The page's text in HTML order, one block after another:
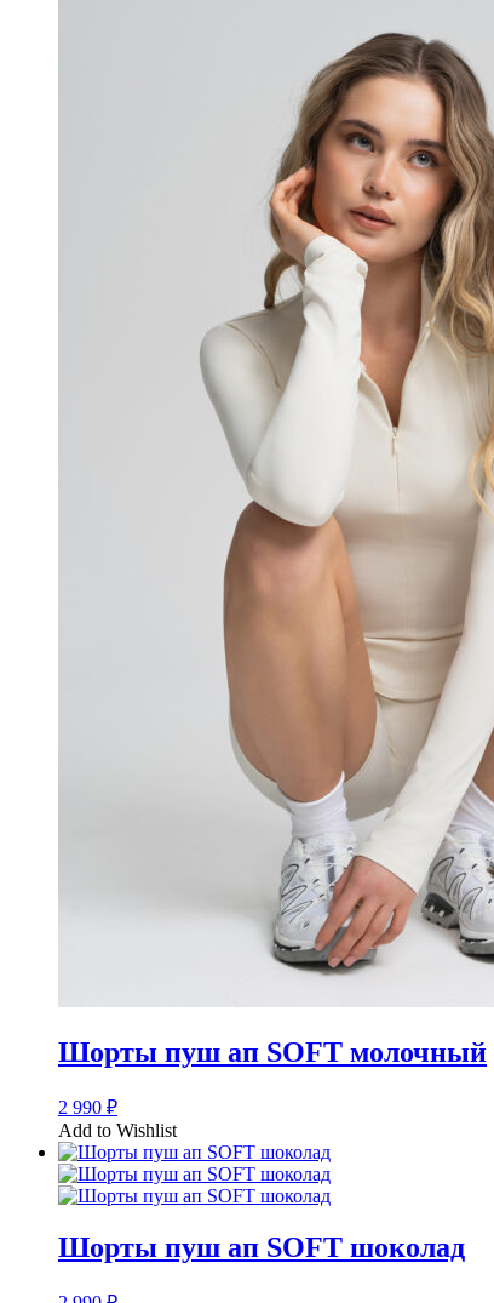
Шорты пуш ап SOFT молочный
2 990 ₽
Add to Wishlist
Шорты пуш ап SOFT шоколад